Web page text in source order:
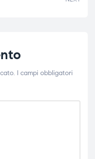
I campi obbligatori